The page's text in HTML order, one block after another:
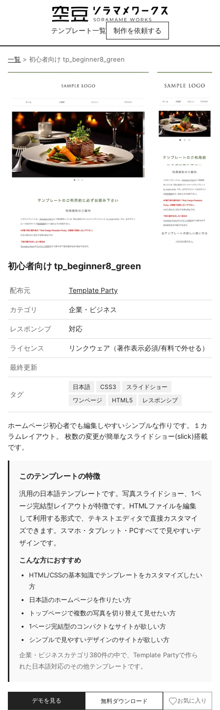
テンプレート一覧 制作を依頼する
一覧 > 初心者向け tp_beginner8_green
初心者向け tp_beginner8_green
配布元 Template Party
カテゴリ 企業・ビジネス
レスポンシブ 対応
ライセンス リンクウェア（著作表示必須/有料で外せる）
最終更新
タグ
日本語 CSS3
スライドショー
ワンページ
HTML5 レスポンシブ
ホームページ初心者でも編集しやすいシンプルな作りです。１カ
ラムレイアウト。 枚数の変更が簡単なスライドショー(slick)搭載
です。
このテンプレートの特徴
汎用の日本語テンプレートです。写真スライドショー、1ペ
ージ完結型レイアウトが特徴です。HTMLファイルを編集
して利用する形式で、テキストエディタで直接カスタマイ
ズできます。スマホ・タブレット・PCすべてで見やすいデ
ザインです。
こんな方におすすめ
HTML/CSSの基本知識でテンプレートをカスタマイズしたい
方
日本語のホームページを作りたい方
トップページで複数の写真を切り替えて見せたい方
1ページ完結型のコンパクトなサイトが欲しい方
シンプルで見やすいデザインのサイトが欲しい方
企業・ビジネスカテゴリ380件の中で、Template Partyで作ら
れた日本語対応のその他テンプレートです。
デモを見る 無料ダウンロード お気に入り